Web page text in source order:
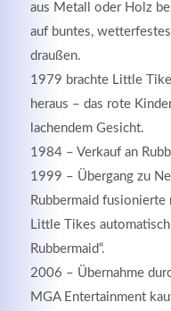
aus Metall oder Holz
auf buntes,
draußen.
1979 brachte Little
heraus – das rote
lachendem Gesicht.
1984 – Verkauf an
1999 – Übergang zu
Rubbermaid fusionierte
Little Tikes automatisch
Rubbermaid“.
2006 – Übernahme
MGA Entertainment
Lorem ipsum dolor
elit. Aenean